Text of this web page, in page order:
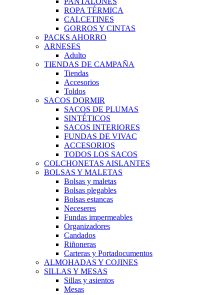
ROPA TÉRMICA
CALCETINES
GORROS Y CINTAS
PACKS AHORRO
ARNESES
Adulto
TIENDAS DE CAMPAÑA
Tiendas
Accesorios
Toldos
SACOS DORMIR
SACOS DE PLUMAS
SINTÉTICOS
SACOS INTERIORES
FUNDAS DE VIVAC
ACCESORIOS
TODOS LOS SACOS
COLCHONETAS AISLANTES
BOLSAS Y MALETAS
Bolsas y maletas
Bolsas plegables
Bolsas estancas
Neceseres
Fundas impermeables
Organizadores
Candados
Riñoneras
Carteras y Portadocumentos
ALMOHADAS Y COJINES
SILLAS Y MESAS
Sillas y asientos
Mesas